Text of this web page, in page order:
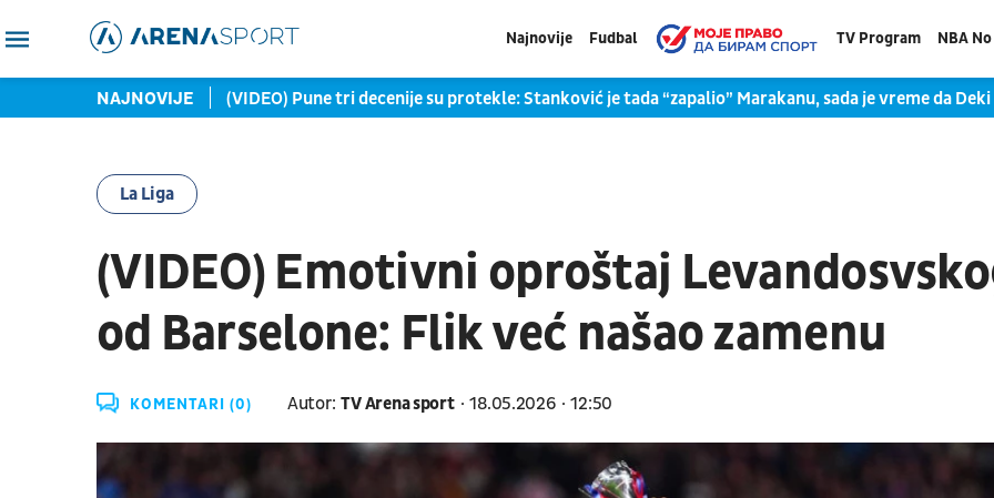
Najnovije Fudbal TV Program NBA
NAJNOVIJE
su me oterale iz Zvezde (VIDEO) Pune tri decenije su protekle: Stanković je tada “zapalio” Marakanu, sada je vreme da
La Liga
(VIDEO) Emotivni oproštaj
od Barselone: Flik već našao zamenu
KOMENTARI (0) Autor: TV Arena sport 18.05.2026 12:50